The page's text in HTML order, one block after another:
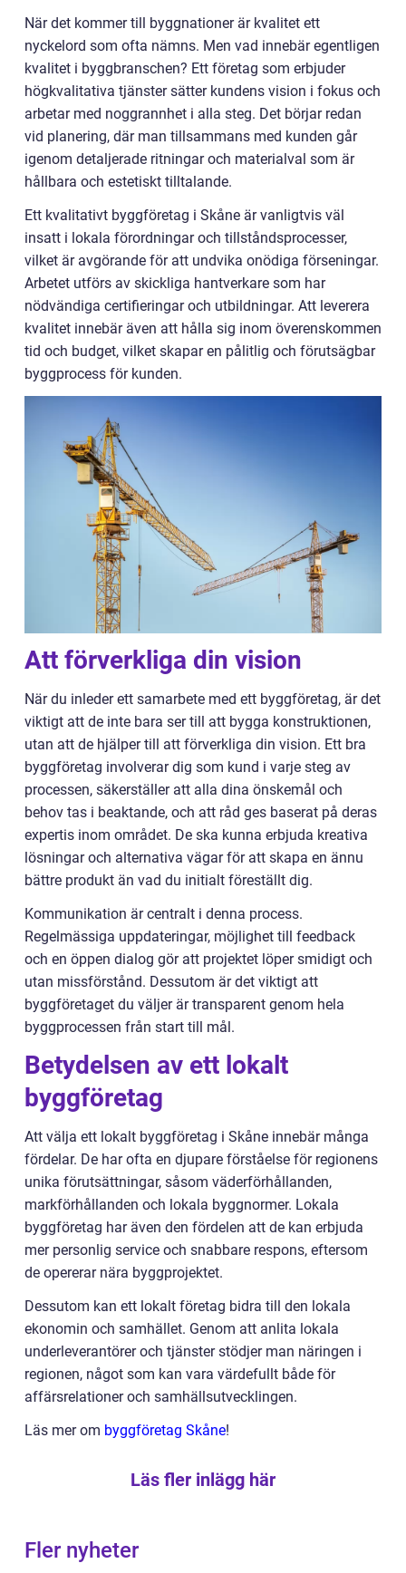
När det kommer till byggnationer är kvalitet ett
nyckelord som ofta nämns. Men vad innebär egentligen
kvalitet i byggbranschen? Ett företag som erbjuder
högkvalitativa tjänster sätter kundens vision i fokus och
arbetar med noggrannhet i alla steg. Det börjar redan
vid planering, där man tillsammans med kunden går
igenom detaljerade ritningar och materialval som är
hållbara och estetiskt tilltalande.
Ett kvalitativt byggföretag i Skåne är vanligtvis väl
insatt i lokala förordningar och tillståndsprocesser,
vilket är avgörande för att undvika onödiga förseningar.
Arbetet utförs av skickliga hantverkare som har
nödvändiga certifieringar och utbildningar. Att leverera
kvalitet innebär även att hålla sig inom överenskommen
tid och budget, vilket skapar en pålitlig och förutsägbar
byggprocess för kunden.
Att förverkliga din vision
När du inleder ett samarbete med ett byggföretag, är det
viktigt att de inte bara ser till att bygga konstruktionen,
utan att de hjälper till att förverkliga din vision. Ett bra
byggföretag involverar dig som kund i varje steg av
processen, säkerställer att alla dina önskemål och
behov tas i beaktande, och att råd ges baserat på deras
expertis inom området. De ska kunna erbjuda kreativa
lösningar och alternativa vägar för att skapa en ännu
bättre produkt än vad du initialt föreställt dig.
Kommunikation är centralt i denna process.
Regelmässiga uppdateringar, möjlighet till feedback
och en öppen dialog gör att projektet löper smidigt och
utan missförstånd. Dessutom är det viktigt att
byggföretaget du väljer är transparent genom hela
byggprocessen från start till mål.
Betydelsen av ett lokalt
byggföretag
Att välja ett lokalt byggföretag i Skåne innebär många
fördelar. De har ofta en djupare förståelse för regionens
unika förutsättningar, såsom väderförhållanden,
markförhållanden och lokala byggnormer. Lokala
byggföretag har även den fördelen att de kan erbjuda
mer personlig service och snabbare respons, eftersom
de opererar nära byggprojektet.
Dessutom kan ett lokalt företag bidra till den lokala
ekonomin och samhället. Genom att anlita lokala
underleverantörer och tjänster stödjer man näringen i
regionen, något som kan vara värdefullt både för
affärsrelationer och samhällsutvecklingen.
Läs mer om byggföretag Skåne!
Läs fler inlägg här
Fler nyheter